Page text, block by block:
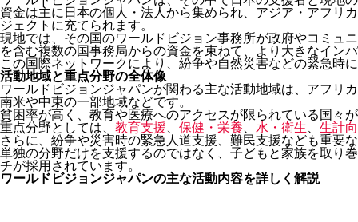
資金は主に日本の個人・法人から集められ、アジア・アフリ
ジェクトに充てられます。
現地では、その国のワールドビジョン事務所が政府やコミュ
を含む複数の国事務局からの資金を束ねて、より大きなイン
この国際ネットワークにより、紛争や自然災害などの緊急時
活動地域と重点分野の全体像
ワールドビジョンジャパンが関わる主な活動地域は、アフリ
南米や中東の一部地域などです。
貧困率が高く、教育や医療へのアクセスが限られている国々
重点分野としては、 教育支援 保健・栄養 水・衛生
生計
さらに、紛争や災害時の緊急人道支援、難民支援なども重要
単独の分野だけを支援するのではなく、子どもと家族を取り
チが採用されています。
ワールドビジョンジャパンの主な活動内容を詳しく解説